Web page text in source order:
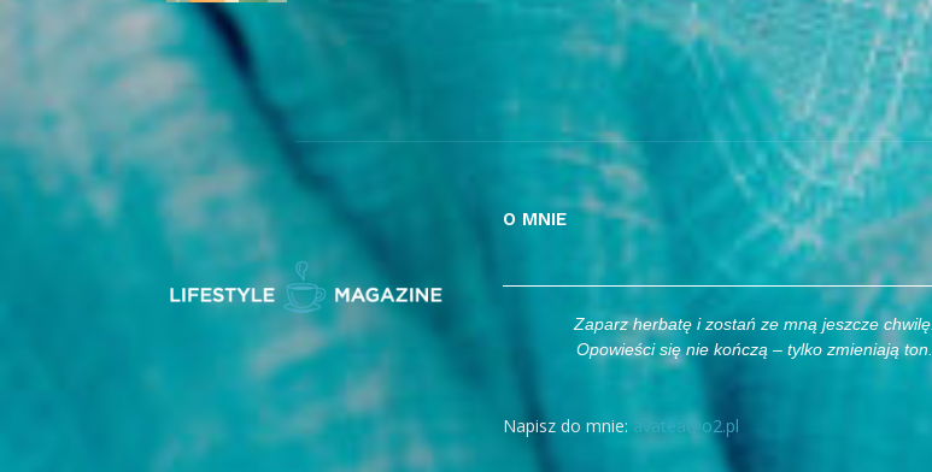
O MNIE
Zaparz herbatę i zostań ze mną jeszcze chwilę.
Opowieści się nie kończą – tylko zmieniają ton.
Napisz do mnie: avatea@o2.pl